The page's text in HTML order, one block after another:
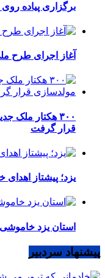
برگزاری پیاده روی اربعین
آغاز اجرای طرح
۳۰۰ هکتار ملک
قرار گرفت
یزد؛ پیشتاز
استان یزد
پیشنهاد سردبیر